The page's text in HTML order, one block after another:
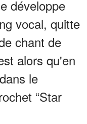
développe
vocal, quitte
chant de
alors qu'en
le
“Star